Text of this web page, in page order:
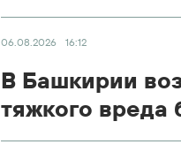
06.08.2026 16:12
В Башкирии
тяжкого вреда